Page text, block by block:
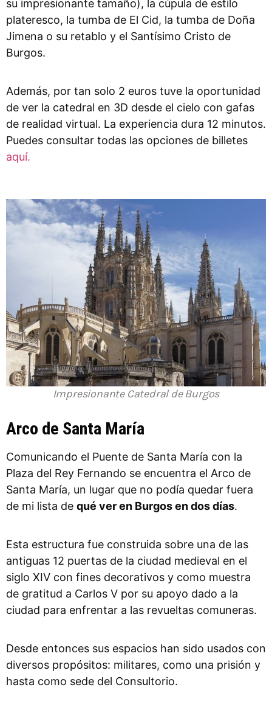
su impresionante tamaño), la cúpula de estilo
plateresco, la tumba de El Cid, la tumba de Doña
Jimena o su retablo y el Santísimo Cristo de
Burgos.
Además, por tan solo 2 euros tuve la oportunidad
de ver la catedral en 3D desde el cielo con gafas
de realidad virtual. La experiencia dura 12 minutos.
Puedes consultar todas las opciones de billetes
aquí.
Impresionante Catedral de Burgos
Arco de Santa María
Comunicando el Puente de Santa María con la
Plaza del Rey Fernando se encuentra el Arco de
Santa María, un lugar que no podía quedar fuera
de mi lista de qué ver en Burgos en dos días.
Esta estructura fue construida sobre una de las
antiguas 12 puertas de la ciudad medieval en el
siglo XIV con fines decorativos y como muestra
de gratitud a Carlos V por su apoyo dado a la
ciudad para enfrentar a las revueltas comuneras.
Desde entonces sus espacios han sido usados con
diversos propósitos: militares, como una prisión y
hasta como sede del Consultorio.